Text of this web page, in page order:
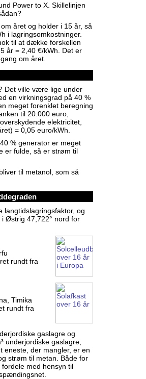
Power to X. Skillelinjen
året og holder i 15 år, så
i lagringsomkostninger.
til at dække forskellen
år = 2,40 €/kWh. Det er
om året.
Det ville være lige under
en virkningsgrad på 40 %
meget forenklet beregning
til 20.000 euro,
elektricitet,
= 0,05 euro/kWh.
% generator er meget
er fulde, så er strøm til
til metanol, som så
og
Østrig 47,722° nord for
rundt fra
Timika
rundt fra
gaslagre og
underjordiske gaslagre,
eneste, der mangler, er en
strøm til metan. Både for
med hensyn til